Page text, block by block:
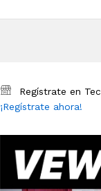
Regístrate en
¡Regístrate ahora!